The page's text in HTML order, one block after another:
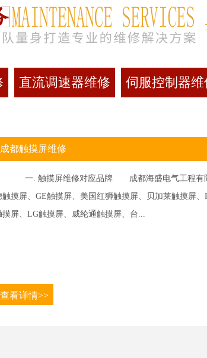
直流调速器维修 伺服控制器维
成都触摸屏维修
一. 触摸屏维修对应品牌 成都海盛电气工程有限
触摸屏、GE触摸屏、美国红狮触摸屏、贝加莱触摸屏
摸屏、LG触摸屏、威纶通触摸屏、台...
查看详情>>